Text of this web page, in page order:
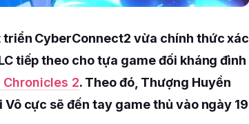
CyberConnect2 vừa chính thức xác
tiếp theo cho tựa game đối kháng đình
Chronicles 2. Theo đó, Thượng Huyền
cực sẽ đến tay game thủ vào ngày 19